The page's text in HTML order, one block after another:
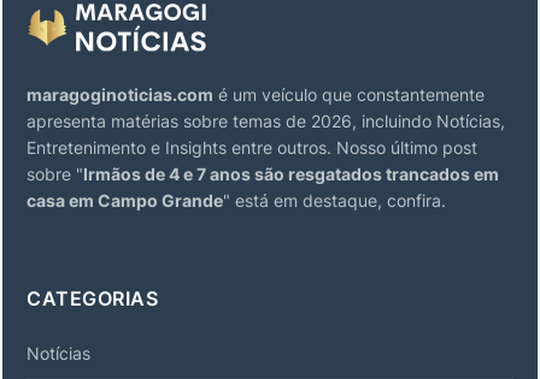
maragoginoticias.com é um veículo que constantemente
apresenta matérias sobre temas de 2026, incluindo Notícias,
Entretenimento e Insights entre outros. Nosso último post
sobre "Irmãos de 4 e 7 anos são resgatados trancados em
casa em Campo Grande" está em destaque, confira.
CATEGORIAS
Notícias